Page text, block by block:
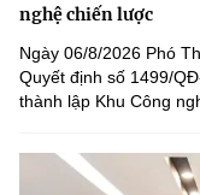
nghệ chiến lược
Ngày 06/8/2026 Phó
Quyết định số 1499/
thành lập Khu Công